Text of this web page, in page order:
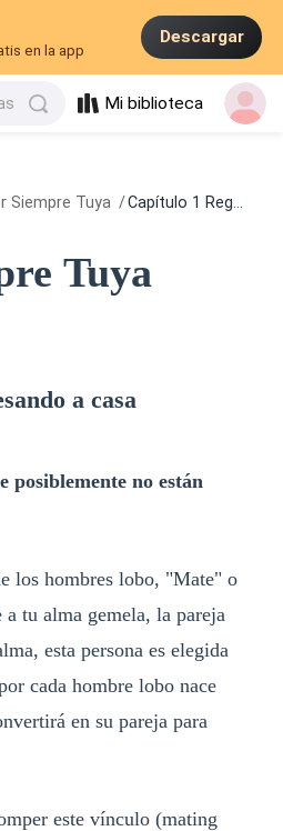
en la app
Descargar
Mi biblioteca
Siempre Tuya /Capítulo 1 Regresando a casa
Tuya
a casa
posiblemente no están
los hombres lobo, "Mate" o
tu alma gemela, la pareja
esta persona es elegida
cada hombre lobo nace
en su pareja para
este vínculo (mating